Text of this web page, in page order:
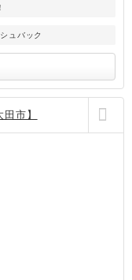
ュバック
市】